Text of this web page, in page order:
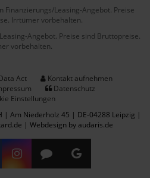
Finanzierungs/Leasing-Angebot. Preise
Irrtümer vorbehalten.
Angebot. Preise sind Bruttopreise.
vorbehalten.
Act
Kontakt aufnehmen
Datenschutz
Einstellungen
| Am Niederholz 45 | DE-04288 Leipzig |
| Webdesign by audaris.de